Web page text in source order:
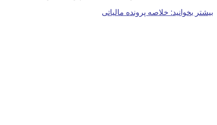
بیشتر بخوانید: خلاصه پرونده مالیاتی